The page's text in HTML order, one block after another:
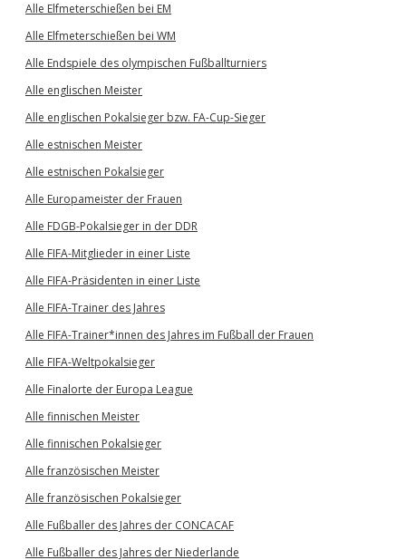
Alle Elfmeterschießen bei EM
Alle Elfmeterschießen bei WM
Alle Endspiele des olympischen Fußballturniers
Alle englischen Meister
Alle englischen Pokalsieger bzw. FA-Cup-Sieger
Alle estnischen Meister
Alle estnischen Pokalsieger
Alle Europameister der Frauen
Alle FDGB-Pokalsieger in der DDR
Alle FIFA-Mitglieder in einer Liste
Alle FIFA-Präsidenten in einer Liste
Alle FIFA-Trainer des Jahres
Alle FIFA-Trainer*innen des Jahres im Fußball der Frauen
Alle FIFA-Weltpokalsieger
Alle Finalorte der Europa League
Alle finnischen Meister
Alle finnischen Pokalsieger
Alle französischen Meister
Alle französischen Pokalsieger
Alle Fußballer des Jahres der CONCACAF
Alle Fußballer des Jahres der Niederlande